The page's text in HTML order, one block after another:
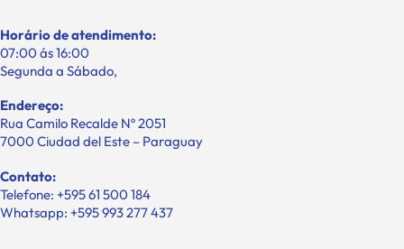
Horário de atendimento:
07:00 ás 16:00
Segunda a Sábado,
Endereço:
Rua Camilo Recalde Nº 2051
7000 Ciudad del Este – Paraguay
Contato:
Telefone: +595 61 500 184
Whatsapp: +595 993 277 437